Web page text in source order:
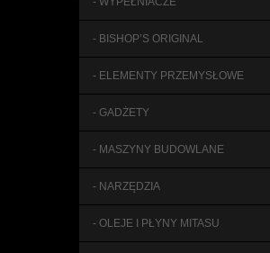
- BISHOP’S ORIGINAL
- ELEMENTY PRZEMYSŁOWE
- GADŻETY
- MASZYNY BUDOWLANE
- NARZĘDZIA
- OLEJE I PŁYNY MITASU